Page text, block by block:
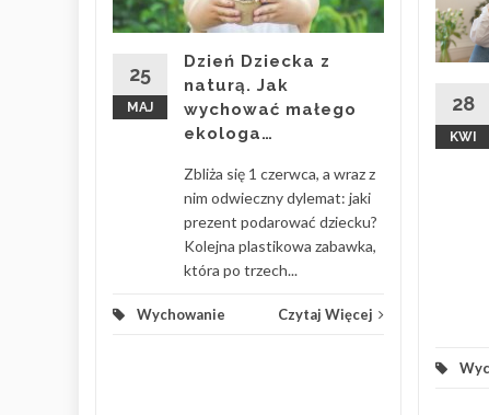
25
MAJ
Dzień Dziecka z
naturą. Jak
wychować małego
ekologa…
Zbliża się 1 czerwca, a wraz z
nim odwieczny dylemat: jaki
prezent podarować dziecku?
Kolejna plastikowa zabawka,
która po trzech...
Wychowanie Czytaj Więcej
28
KWI